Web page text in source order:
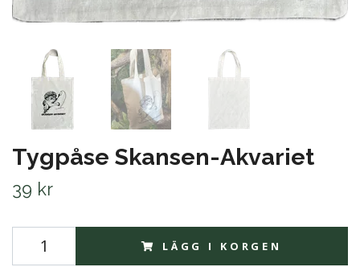
Tygpåse Skansen-Akvariet
39 kr
LÄGG I KORGEN